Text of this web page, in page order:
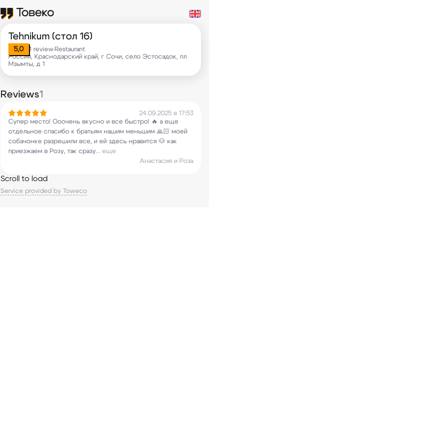
Tehnikum (стол 16)
5,0 1 review•Restaurant
Россия, Краснодарский край, г Сочи, село Эстосадок, пл
Мзымты, д 1
Reviews1
24.09.2025 в 17:53
Супер место! Ооочень вкусно и все быстро! 🔥 а еще
отдельное спасибо к братьям нашим меньшим 🙏🏻 моей
собачонке разрешили все, и ей здесь нравится 🐶 как
приезжаем в Розу, так сразу... еще
Анастасия и Роза
Scroll to load
Service provided by Toweco